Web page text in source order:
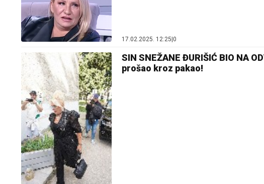
17.02.2025. 12:25 0
SIN SNEŽANE ĐURIŠIĆ BIO NA
prošao kroz pakao!